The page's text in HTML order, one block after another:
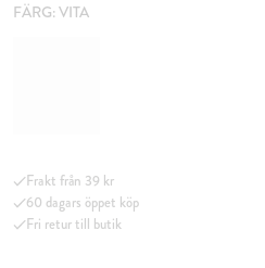
FÄRG: VITA
Frakt från 39 kr
60 dagars öppet köp
Fri retur till butik